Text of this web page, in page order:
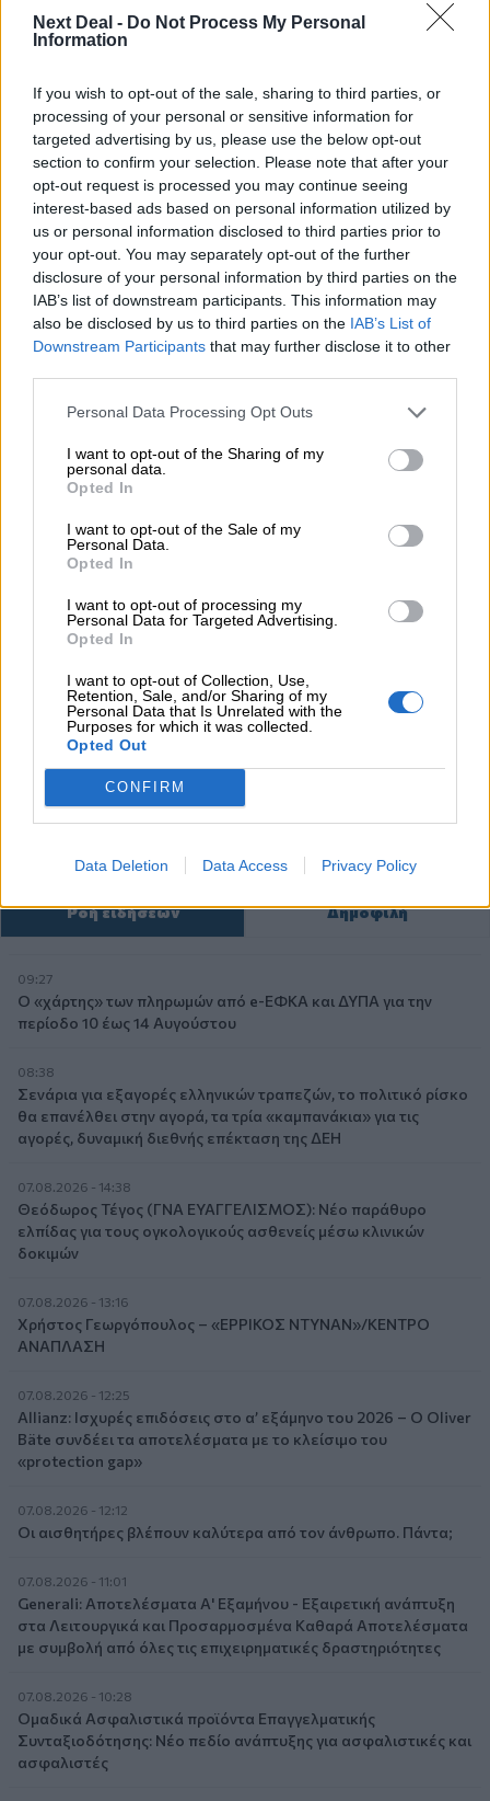
Next Deal - Do Not Process My Personal
Information
If you wish to opt-out of the sale, sharing to third parties, or
processing of your personal or sensitive information for
targeted advertising by us, please use the below opt-out
section to confirm your selection. Please note that after your
opt-out request is processed you may continue seeing
interest-based ads based on personal information utilized by
us or personal information disclosed to third parties prior to
your opt-out. You may separately opt-out of the further
disclosure of your personal information by third parties on the
IAB’s list of downstream participants. This information may
also be disclosed by us to third parties on the IAB’s List of
Downstream Participants that may further disclose it to other
Personal Data Processing Opt Outs
I want to opt-out of the Sharing of my
personal data.
Opted In
I want to opt-out of the Sale of my
Personal Data.
Opted In
I want to opt-out of processing my
Personal Data for Targeted Advertising.
Opted In
I want to opt-out of Collection, Use,
Retention, Sale, and/or Sharing of my
Personal Data that Is Unrelated with the
Purposes for which it was collected.
Opted Out
CONFIRM
Data Deletion Data Access Privacy Policy
Προσθέστε τοnextdeal.gr ως
προτιμώμενη πηγή ενημέρωσης στο Google
ΣΧΕΤΙΚΆ TAGS
Hellas Direct
Ροή ειδήσεων Δημοφιλή
09:27
Ο «χάρτης» των πληρωμών από e-ΕΦΚΑ και ΔΥΠΑ για την
περίοδο 10 έως 14 Αυγούστου
08:38
Σενάρια για εξαγορές ελληνικών τραπεζών, το πολιτικό ρίσκο
θα επανέλθει στην αγορά, τα τρία «καμπανάκια» για τις
αγορές, δυναμική διεθνής επέκταση της ΔΕΗ
07.08.2026 - 14:38
Θεόδωρος Τέγος (ΓΝΑ ΕΥΑΓΓΕΛΙΣΜΟΣ): Νέο παράθυρο
ελπίδας για τους ογκολογικούς ασθενείς μέσω κλινικών
δοκιμών
07.08.2026 - 13:16
Χρήστος Γεωργόπουλος – «ΕΡΡΙΚΟΣ ΝΤΥΝΑΝ»/ΚΕΝΤΡΟ
ΑΝΑΠΛΑΣΗ
07.08.2026 - 12:25
Allianz: Ισχυρές επιδόσεις στο α’ εξάμηνο του 2026 – Ο Oliver
Bäte συνδέει τα αποτελέσματα με το κλείσιμο του
«protection gap»
07.08.2026 - 12:12
Οι αισθητήρες βλέπουν καλύτερα από τον άνθρωπο. Πάντα;
07.08.2026 - 11:01
Generali: Αποτελέσματα Α' Εξαμήνου - Εξαιρετική ανάπτυξη
στα Λειτουργικά και Προσαρμοσμένα Καθαρά Αποτελέσματα
με συμβολή από όλες τις επιχειρηματικές δραστηριότητες
07.08.2026 - 10:28
Ομαδικά Ασφαλιστικά προϊόντα Επαγγελματικής
Συνταξιοδότησης: Νέο πεδίο ανάπτυξης για ασφαλιστικές και
ασφαλιστές